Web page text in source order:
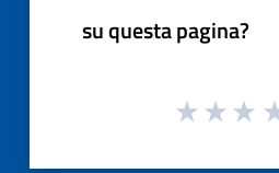
su questa pagina?